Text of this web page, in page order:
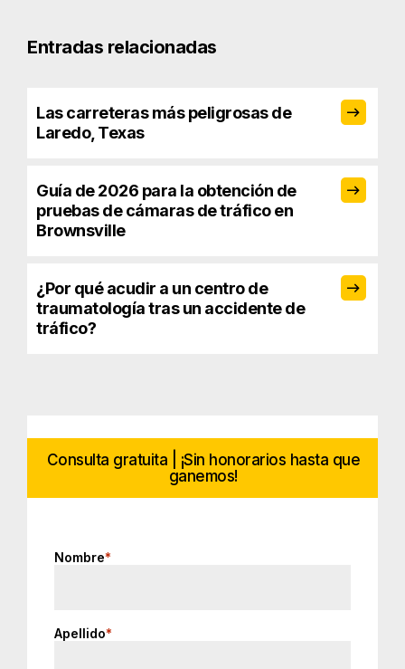
Entradas relacionadas
Las carreteras más peligrosas de
Laredo, Texas
Guía de 2026 para la obtención de
pruebas de cámaras de tráfico en
Brownsville
¿Por qué acudir a un centro de
traumatología tras un accidente de
tráfico?
Consulta gratuita | ¡Sin honorarios hasta que
ganemos!
Nombre*
Apellido*